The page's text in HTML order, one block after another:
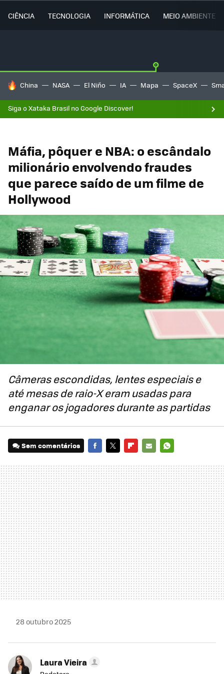
CIÊNCIA TECNOLOGIA INFORMÁTICA MEIO AMBIENTE
TENDÊNCIAS DO DIA
China NASA El Niño IA Mapa SpaceX
Siga o Xataka Brasil no Google Discover!
Máfia, pôquer e NBA: o escândalo
milionário envolvendo fraudes
que parece saído de um filme de
Hollywood
Câmeras escondidas, lentes especiais e
até mesas de raio-X eram usadas para
enganar os jogadores durante as partidas
Sem comentários
MAIL
28 outubro 2025
Laura Vieira